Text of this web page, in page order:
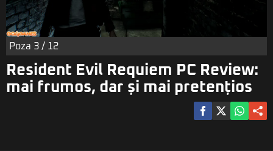
Poza 3 / 12
Resident Evil Requiem PC Review:
mai frumos, dar și mai pretențios